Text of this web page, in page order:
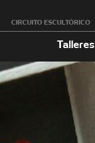
CIRCUITO ESCULTÓRICO
Talleres